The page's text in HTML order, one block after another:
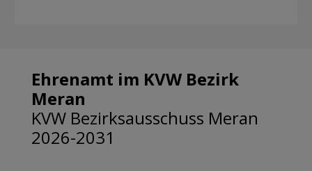
Ehrenamt im KVW Bezirk
Meran
KVW Bezirksausschuss Meran
2026-2031